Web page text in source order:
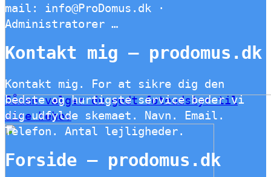
Sådan vælger du godt fotoudstyr til
dine behov
mail: info@ProDomus.dk ·
Administratorer …
Kontakt mig – prodomus.dk
Kontakt mig. For at sikre dig den
bedste og hurtigste service beder vi
dig udfylde skemaet. Navn. Email.
Telefon. Antal lejligheder.
Forside – prodomus.dk